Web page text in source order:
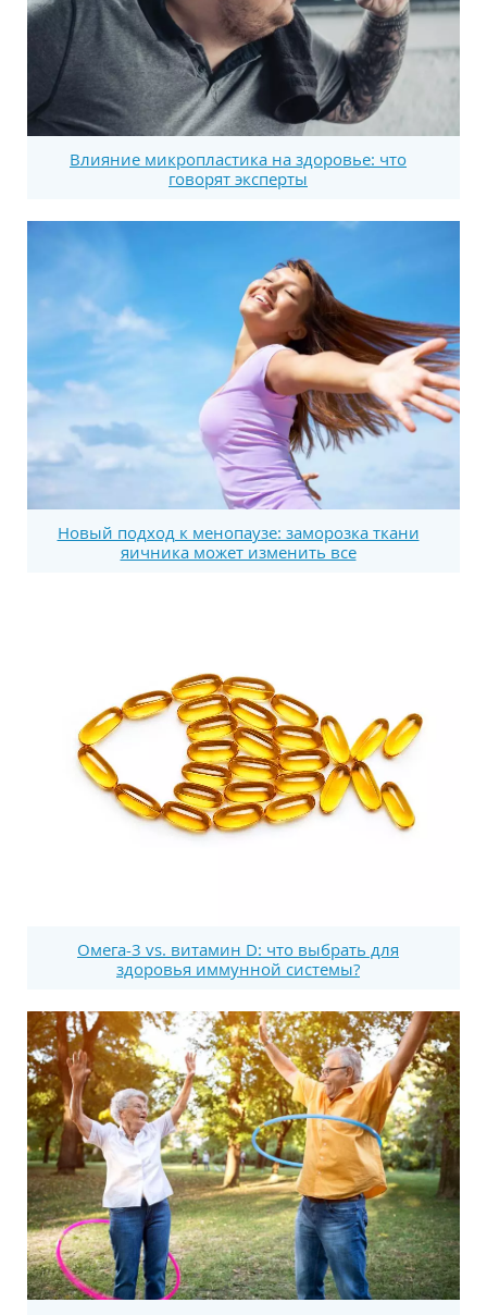
Влияние микропластика на здоровье: что
говорят эксперты
Новый подход к менопаузе: заморозка ткани
яичника может изменить все
Омега-3 vs. витамин D: что выбрать для
здоровья иммунной системы?